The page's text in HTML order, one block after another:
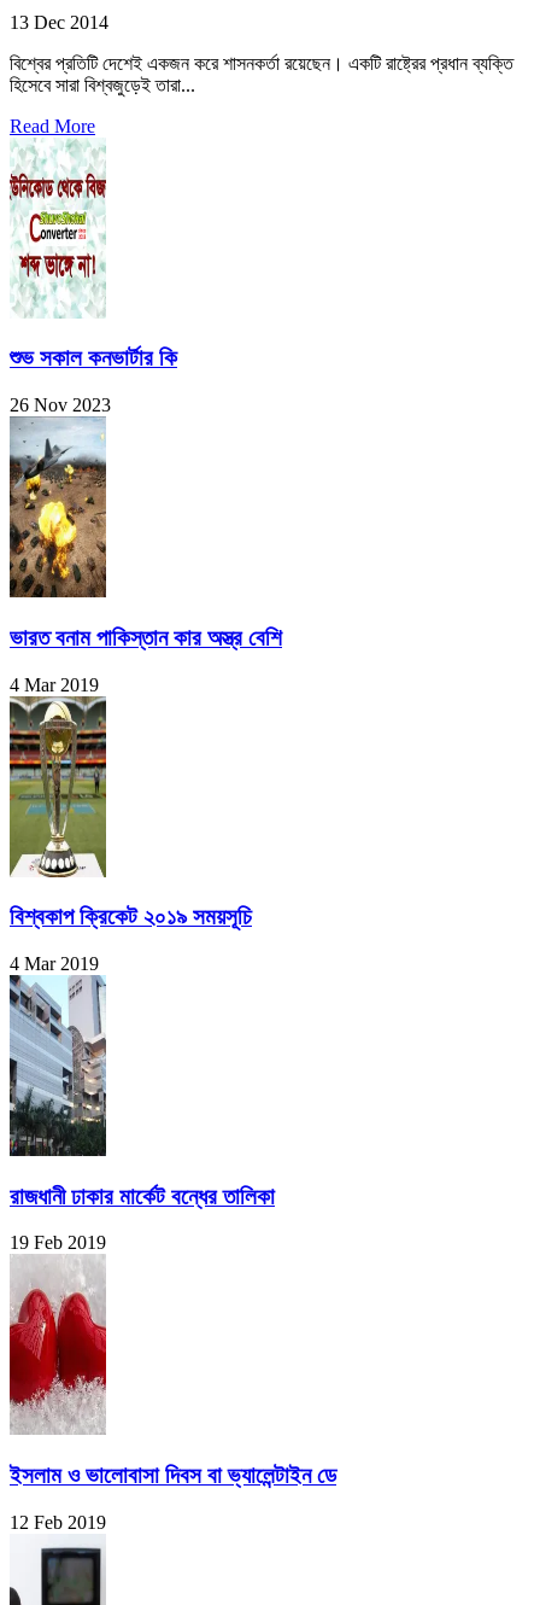
13 Dec 2014
বিশ্বের প্রতিটি দেশেই একজন করে শাসনকর্তা রয়েছেন। একটি রাষ্ট্রের প্রধান ব্যক্তি
হিসেবে সারা বিশ্বজুড়েই তারা...
Read More
শুভ সকাল কনভার্টার কি
26 Nov 2023
ভারত বনাম পাকিস্তান কার অস্ত্র বেশি
4 Mar 2019
বিশ্বকাপ ক্রিকেট ২০১৯ সময়সূচি
4 Mar 2019
রাজধানী ঢাকার মার্কেট বন্ধের তালিকা
19 Feb 2019
ইসলাম ও ভালোবাসা দিবস বা ভ্যালেন্টাইন ডে
12 Feb 2019